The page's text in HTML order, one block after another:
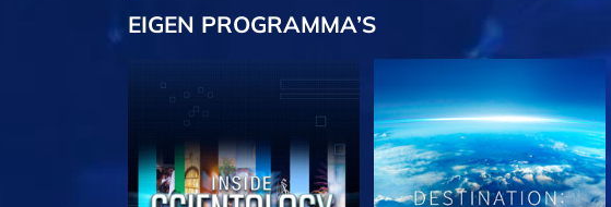
EIGEN PROGRAMMA’S